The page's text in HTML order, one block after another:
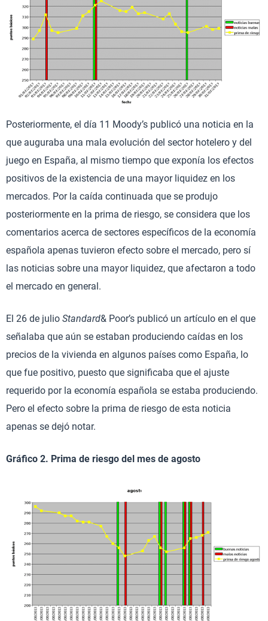
Posteriormente, el día 11 Moody’s publicó una noticia en la
que auguraba una mala evolución del sector hotelero y del
juego en España, al mismo tiempo que exponía los efectos
positivos de la existencia de una mayor liquidez en los
mercados. Por la caída continuada que se produjo
posteriormente en la prima de riesgo, se considera que los
comentarios acerca de sectores específicos de la economía
española apenas tuvieron efecto sobre el mercado, pero sí
las noticias sobre una mayor liquidez, que afectaron a todo
el mercado en general.
El 26 de julio Standard& Poor’s publicó un artículo en el que
señalaba que aún se estaban produciendo caídas en los
precios de la vivienda en algunos países como España, lo
que fue positivo, puesto que significaba que el ajuste
requerido por la economía española se estaba produciendo.
Pero el efecto sobre la prima de riesgo de esta noticia
apenas se dejó notar.
Gráfico 2. Prima de riesgo del mes de agosto